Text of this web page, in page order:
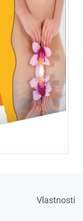
Vlastnosti